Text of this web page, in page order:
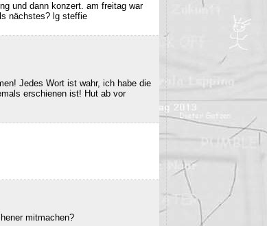
und dann konzert. am freitag war
nächstes? lg steffie
Jedes Wort ist wahr, ich habe die
erschienen ist! Hut ab vor
mitmachen?